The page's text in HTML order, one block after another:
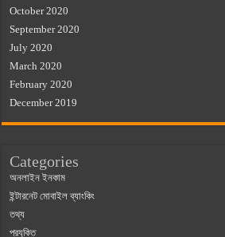
October 2020
September 2020
July 2020
March 2020
February 2020
December 2019
Categories
অনলাইন ইনকাম
ইন্টারনেট মোবাইল ব্যাংকিং
তথ্য
প্রযুক্তি